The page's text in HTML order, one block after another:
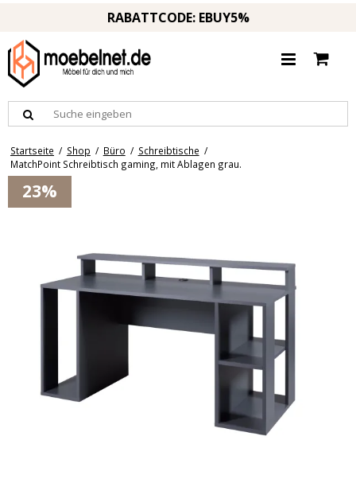
RABATTCODE: EBUY5%
Startseite / Shop / Büro / Schreibtische /
MatchPoint Schreibtisch gaming, mit Ablagen grau.
23%